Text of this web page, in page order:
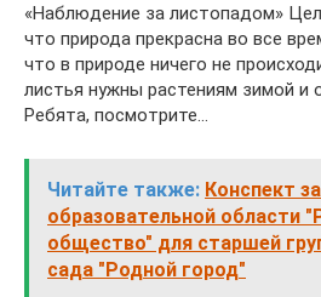
«Наблюдение за листопадом»
что природа прекрасна во все
что в природе ничего не
листья нужны растениям зимой и
Ребята, посмотрите…
Читайте также: Конспект
образовательной области
общество" для старшей
сада "Родной город"